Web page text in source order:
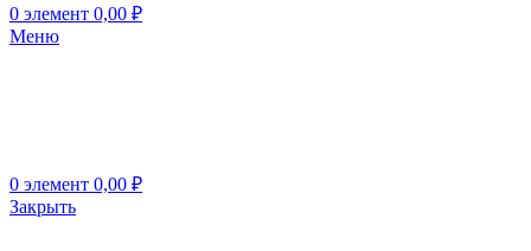
0 элемент 0,00 ₽
Меню
0 элемент 0,00 ₽
Закрыть